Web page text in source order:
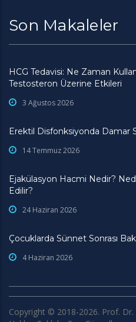
Son Makaleler
HCG Tedavisi: Ne Zaman
Testosteron Üzerine Etkileri
3 Ağustos 2026
Erektil Disfonksiyonda Damar
14 Temmuz 2026
Ejakülasyon Hacmi Nedir?
Edilir?
24 Haziran 2026
Çocuklarda Sünnet Sonrası
4 Haziran 2026
Copyright © 2018-2026. Prof.